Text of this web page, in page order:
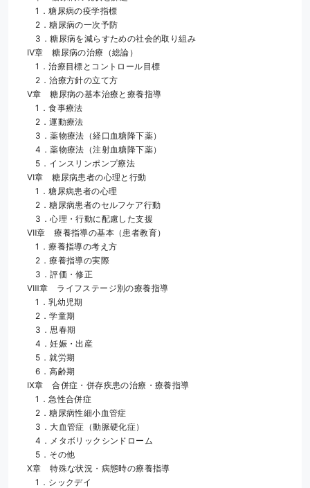
1．糖尿病の疫学指標
2．糖尿病の一次予防
3．糖尿病を減らすための社会的取り組み
Ⅳ章　糖尿病の治療（総論）
1．治療目標とコントロール目標
2．治療方針の立て方
Ⅴ章　糖尿病の基本治療と療養指導
1．食事療法
2．運動療法
3．薬物療法（経口血糖降下薬）
4．薬物療法（注射血糖降下薬）
5．インスリンポンプ療法
Ⅵ章　糖尿病患者の心理と行動
1．糖尿病患者の心理
2．糖尿病患者のセルフケア行動
3．心理・行動に配慮した支援
Ⅶ章　療養指導の基本（患者教育）
1．療養指導の考え方
2．療養指導の実際
3．評価・修正
Ⅷ章　ライフステージ別の療養指導
1．乳幼児期
2．学童期
3．思春期
4．妊娠・出産
5．就労期
6．高齢期
Ⅸ章　合併症・併存疾患の治療・療養指導
1．急性合併症
2．糖尿病性細小血管症
3．大血管症（動脈硬化症）
4．メタボリックシンドローム
5．その他
Ⅹ章　特殊な状況・病態時の療養指導
1．シックデイ